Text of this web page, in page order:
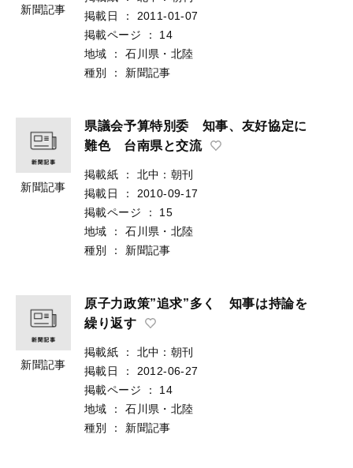
新聞記事
掲載日
：
2011-01-07
掲載ページ
：
14
地域
：
石川県・北陸
種別
： 新聞記事
新聞記事
県議会予算特別委 知事、友好協定に
難色 台南県と交流
掲載紙 ：
北中：朝刊
掲載日
：
2010-09-17
掲載ページ
：
15
地域
：
石川県・北陸
種別
： 新聞記事
新聞記事
原子力政策”追求”多く 知事は持論を
繰り返す
掲載紙 ：
北中：朝刊
掲載日
：
2012-06-27
掲載ページ
：
14
地域
：
石川県・北陸
種別
： 新聞記事